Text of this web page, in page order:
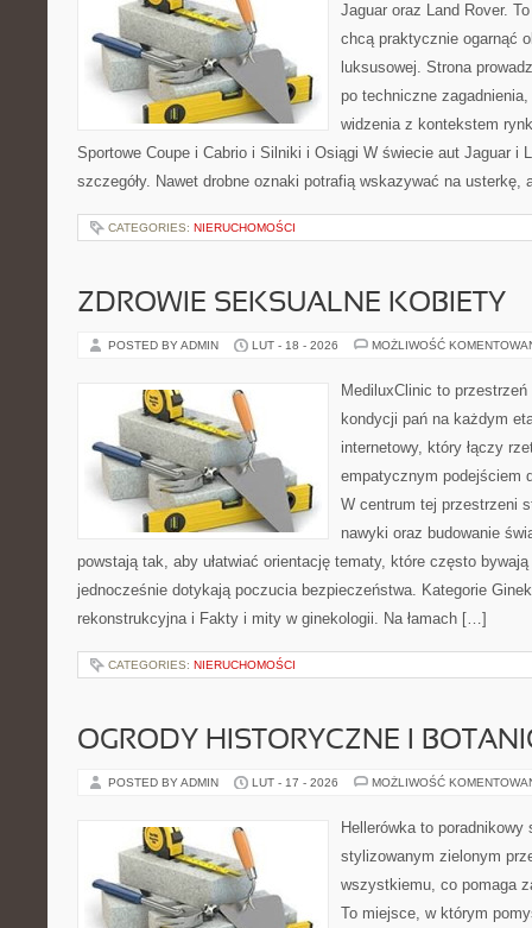
Jaguar oraz Land Rover.
chcą praktycznie ogarnąć
luksusowej. Strona
po techniczne
widzenia z kontekstem
Sportowe Coupe i Cabrio i Silniki i Osiągi W świecie aut Jaguar i
szczegóły. Nawet drobne oznaki potrafią wskazywać na
CATEGORIES: NIERUCHOMOŚCI
ZDROWIE SEKSUALNE KOBIETY
POSTED BY ADMIN LUT - 18 - 2026 MOŻLIWOŚĆ
MediluxClinic to
kondycji pań na każdym
internetowy, który łączy
empatycznym podejściem
W centrum tej przestrzeni
nawyki oraz budowanie
powstają tak, aby ułatwiać orientację tematy, które często bywają
jednocześnie dotykają poczucia bezpieczeństwa. Kategorie
rekonstrukcyjna i Fakty i mity w ginekologii. Na łamach […]
CATEGORIES: NIERUCHOMOŚCI
OGRODY HISTORYCZNE I
POSTED BY ADMIN LUT - 17 - 2026 MOŻLIWOŚĆ
Hellerówka to poradnikowy
stylizowanym zielonym
wszystkiemu, co pomaga
To miejsce, w którym